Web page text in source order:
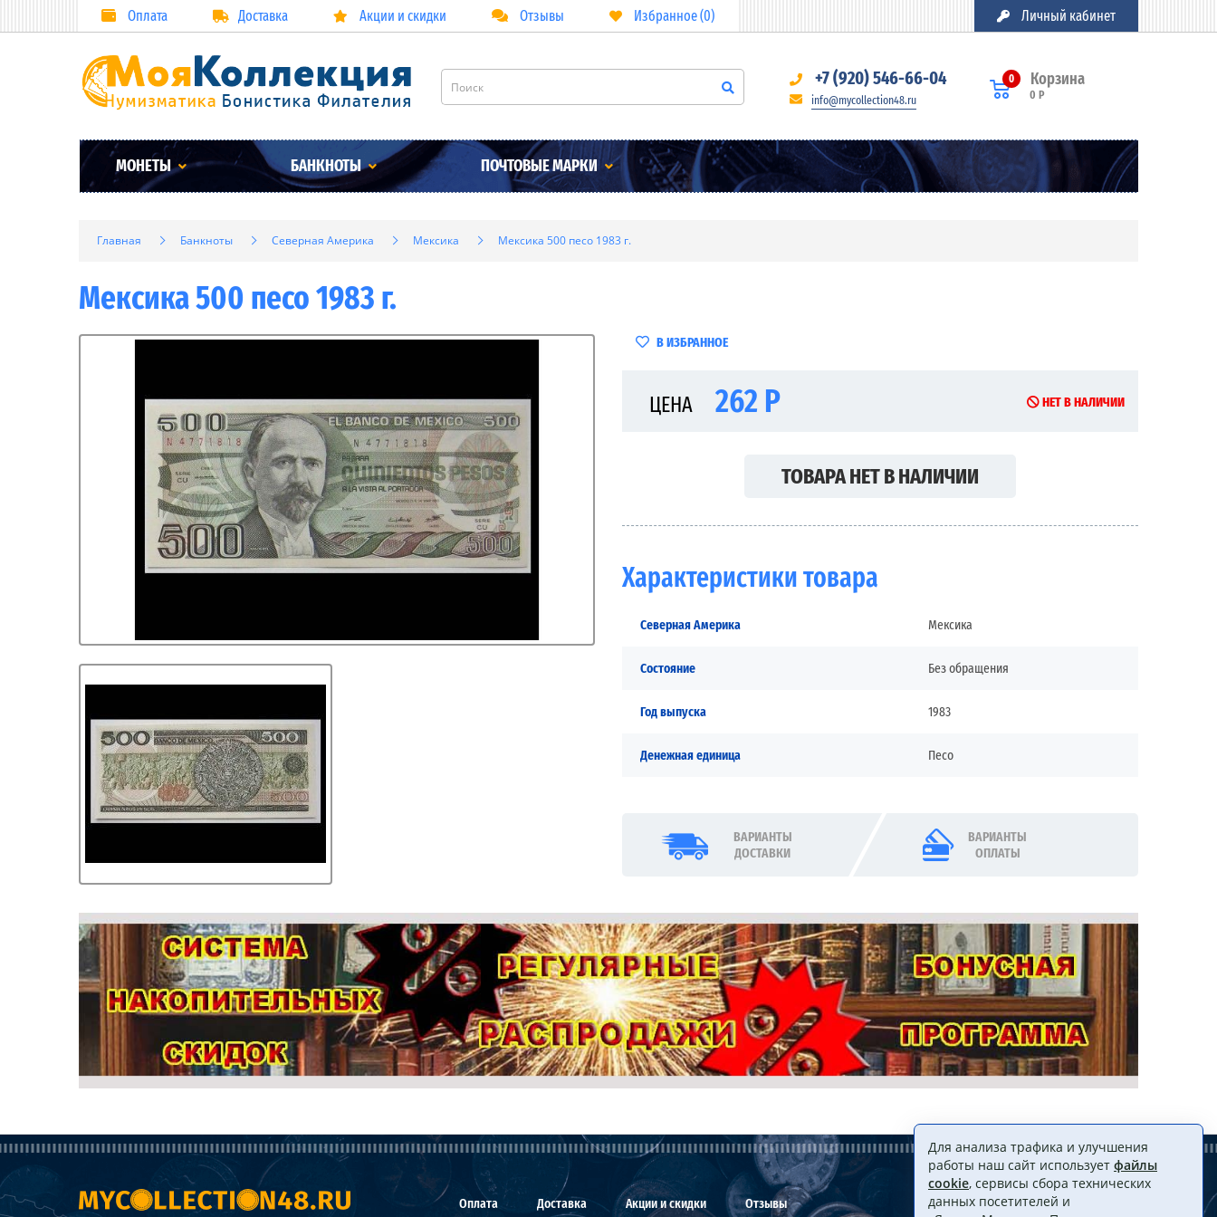
Оплата Доставка Акции и скидки Отзывы Избранное (0) Личный кабинет
+7 (920) 546-66-04
info@mycollection48.ru
Корзина
0
0 Р
МОНЕТЫ БАНКНОТЫ ПОЧТОВЫЕ МАРКИ
Главная Банкноты Северная Америка Мексика Мексика 500 песо 1983 г.
Мексика 500 песо 1983 г.
В ИЗБРАННОЕ
ЦЕНА 262 Р НЕТ В НАЛИЧИИ
ТОВАРА НЕТ В НАЛИЧИИ
Характеристики товара
Северная Америка Мексика
Состояние Без обращения
Год выпуска 1983
Денежная единица Песо
ВАРИАНТЫ
ДОСТАВКИ
ВАРИАНТЫ
ОПЛАТЫ
Оплата Доставка Акции и скидки Отзывы
Для анализа трафика и улучшения
работы наш сайт использует файлы
cookie, сервисы сбора технических
данных посетителей и